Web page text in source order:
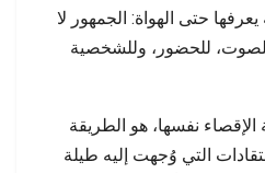
حتى الهواة: الجمهور لا
للحضور، وللشخصية
الإقصاء نفسها، هو الطريقة
التي وُجهت إليه طيلة